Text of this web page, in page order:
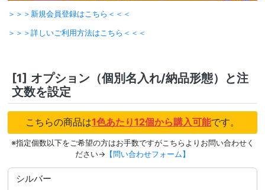
＞＞＞新規会員登録はこちら＜＜＜
＞＞＞詳しいご利用方法はこちら＜＜＜
[1] オプション（個別名入れ/納品形態）と注
文数を設定
こちらの商品は1色あたり12個から購入可能です。
※指定個数以下をご希望の方はお手数ですがこちらよりお問い合わせく
ださい→ 【問い合わせフォーム】
シルバー